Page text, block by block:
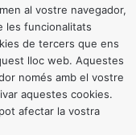
al vostre navegador,
les funcionalitats
de tercers que ens
lloc web. Aquestes
només amb el vostre
aquestes cookies.
afectar la vostra